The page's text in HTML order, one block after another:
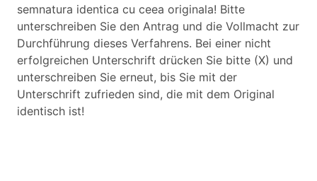
semnatura identica cu ceea originala! Bitte
unterschreiben Sie den Antrag und die Vollmacht zur
Durchführung dieses Verfahrens. Bei einer nicht
erfolgreichen Unterschrift drücken Sie bitte (X) und
unterschreiben Sie erneut, bis Sie mit der
Unterschrift zufrieden sind, die mit dem Original
identisch ist!